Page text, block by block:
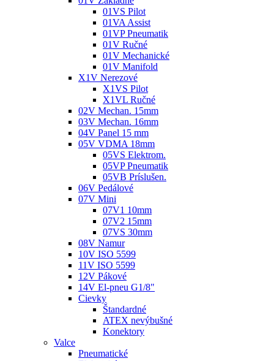
01VS Pilot
01VA Assist
01VP Pneumatik
01V Ručné
01V Mechanické
01V Manifold
X1V Nerezové
X1VS Pilot
X1VL Ručné
02V Mechan. 15mm
03V Mechan. 16mm
04V Panel 15 mm
05V VDMA 18mm
05VS Elektrom.
05VP Pneumatik
05VB Príslušen.
06V Pedálové
07V Mini
07V1 10mm
07V2 15mm
07VS 30mm
08V Namur
10V ISO 5599
11V ISO 5599
12V Pákové
14V El-pneu G1/8"
Cievky
Štandardné
ATEX nevýbušné
Konektory
Valce
Pneumatické